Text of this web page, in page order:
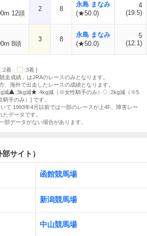
12頭
2 8
永島 まなみ
(★50.0)
4
(19.5)
8頭
3 8
永島 まなみ
(★50.0)
5
(12.1)
:2着
:3着 ]
走成績」はJRAのレースのみとなります。
海外で出走したレースの成績となります。
減 :3kg減 :4kg減（※女性騎手のみ）
:2kg減（※5
手のみ）] です。
て 1993年4月以前では一部のレースが上4F、障害レー
データです。
データがない場合があります。
サイト）
函館競馬場
新潟競馬場
中山競馬場